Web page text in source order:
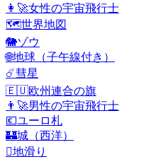
👩‍🚀女性の宇宙飛行士
🗺️世界地図
🐘ゾウ
🌐地球（子午線付き）
☄️彗星
🇪🇺欧州連合の旗
👨‍🚀男性の宇宙飛行士
💶ユーロ札
🏰城（西洋）
🛘地滑り